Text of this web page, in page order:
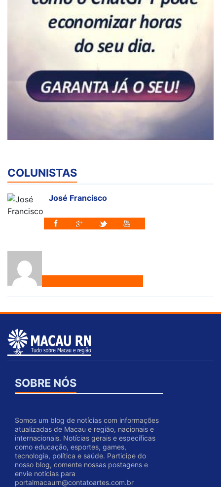
COLUNISTAS
José Francisco
SOBRE NÓS
Somos um blog de notícias com informações
atualizadas de Macau e região, nacionais e
internacionais. Notícias gerais e específicas
como educação, esportes, games,
tecnologia, política e saúde. Participe do
nosso blog, comente nossas postagens e
envie notícias para
portalmacaurn@contatoartes.com.br